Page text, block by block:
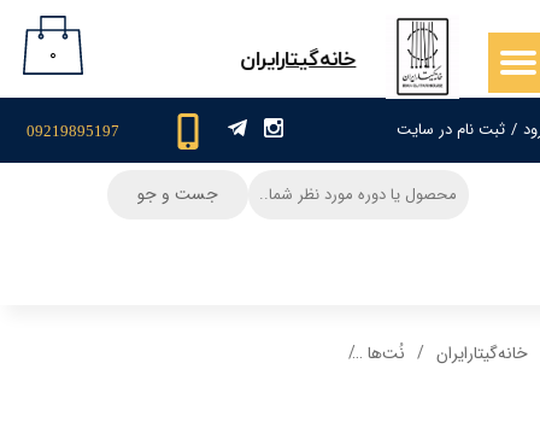
/ ثبت نام در سایت
حساب کاربری من
سفارشات
09219895197
​خانه‌گیتار‌ایران ۰
جست و جو
خانه‌گیتار‌ایران نُت‌ها